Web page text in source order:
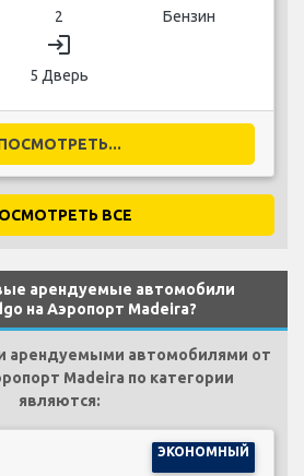
2 Бензин
login
5 Дверь
ВСЕ
арендуемые автомобили
на Аэропорт Madeira?
автомобилями от
Madeira по категории
являются:
ЭКОНОМНЫЙ